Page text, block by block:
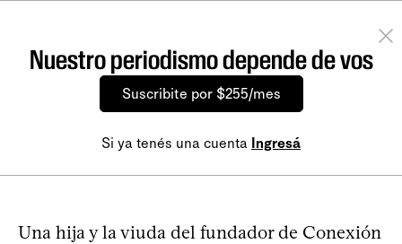
Nuestro periodismo depende de vos
Suscribite por $255/mes
Si ya tenés una cuenta Ingresá
Una hija y la viuda del fundador de Conexión